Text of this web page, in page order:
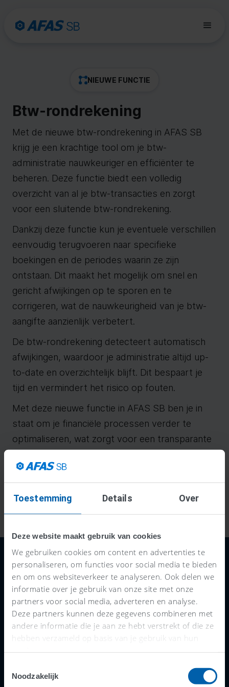
Toestemming Details Over
Deze website maakt gebruik van cookies
We gebruiken cookies om content en advertenties te
personaliseren, om functies voor social media te bieden
en om ons websiteverkeer te analyseren. Ook delen we
informatie over je gebruik van onze site met onze
partners voor social media, adverteren en analyse.
Deze partners kunnen deze gegevens combineren met
andere informatie die je aan ze hebt verstrekt of die ze
hebben verzameld op basis van je gebruik van hun
services.
Noodzakelijk
NIEUWE FUNCTIE
Btw-rondrekening
Met de nieuwe btw-rondrekening in AFAS SB
krijg je een krachtige tool om je btw-
administratie nauwkeuriger en efficiënter te
beheren. Deze functie biedt een volledig
overzicht van al je btw-transacties en zorgt
voor een sluitende btw-rondrekening.
Dankzij deze functie kun je eventuele verschillen
eenvoudig terugvoeren naar specifieke
boekingen en de periodes waarin ze zijn
ontstaan. Dit maakt het mogelijk om snel en
gericht afwijkingen op te sporen en te
corrigeren, wat de nauwkeurigheid van je btw-
aangifte aanzienlijk verbetert.
De btw-rondrekening detecteert automatisch
afwijkingen, waardoor je administratie altijd up-
to-date en overzichtelijk blijft. Dit bespaart je
tijd en vermindert het risico op fouten.
Met deze nieuwe functie in AFAS SB ben je in
staat om je financiële processen verder te
optimaliseren, wat zorgt voor een transparante
je met vertrouwen je btw-verplichtingen
nakomen en je aangiftes indienen. Lees alles
over debtw-rondrekening.
Software
Bestellen (30 dagen
gratis)
ERP (5+ medewerkers)
Functies
Abonnementen &
incasseren